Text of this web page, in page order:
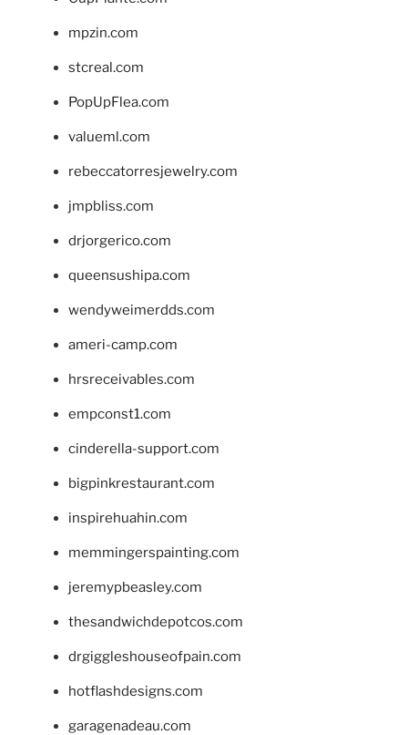
mpzin.com
stcreal.com
PopUpFlea.com
valueml.com
rebeccatorresjewelry.com
jmpbliss.com
drjorgerico.com
queensushipa.com
wendyweimerdds.com
ameri-camp.com
hrsreceivables.com
empconst1.com
cinderella-support.com
bigpinkrestaurant.com
inspirehuahin.com
memmingerspainting.com
jeremypbeasley.com
thesandwichdepotcos.com
drgiggleshouseofpain.com
hotflashdesigns.com
garagenadeau.com